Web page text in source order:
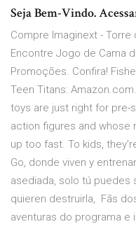
Seja Bem-Vindo.
Compre Imaginext -
Encontre Jogo de Cama
Promoções. Confira!
Teen Titans:
toys are just right for pre-
action figures and whose
up too fast. To kids,
Go, donde viven y
asediada, solo tú puedes
quieren destruirla, Fãs
aventuras do programa e